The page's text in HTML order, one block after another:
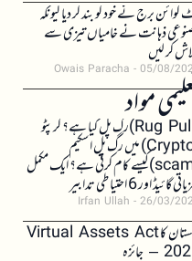
کوائن برج نے خود کو بند کر دیا کیونکہ
ذہانت نے خامیاں تیزی سے
کر لیں
Owais Paracha 05/08/
مواد(Rug Pull)رگ پل کیا ہے؟ کرپٹو
(Crypto) میں رگ پل اسکیم
(scam)کیسے کام کرتی ہے؟ ایک مکمل
گائیڈ اور 6 احتیاطی تدابیر
Irfan Ullah 26/03/
پاکستان کا Virtual Assets Act
– جائزہ